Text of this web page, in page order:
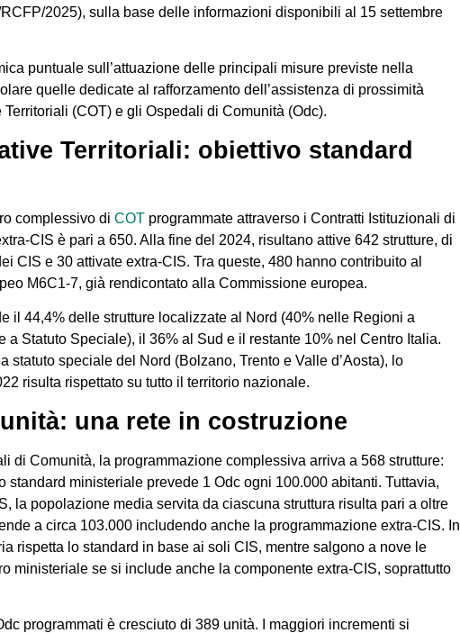
2025), sulla base delle informazioni disponibili al 15 settembre
puntuale sull’attuazione delle principali misure previste nella
quelle dedicate al rafforzamento dell’assistenza di prossimità
(COT) e gli Ospedali di Comunità (Odc).
Territoriali: obiettivo standard
complessivo di COTprogrammate attraverso i Contratti Istituzionali di
CIS è pari a 650. Alla fine del 2024, risultano attive 642 strutture, di
CIS e 30 attivate extra-CIS. Tra queste, 480 hanno contribuito al
M6C1-7, già rendicontato alla Commissione europea.
il 44,4% delle strutture localizzate al Nord (40% nelle Regioni a
a Statuto Speciale), il 36% al Sud e il restante 10% nel Centro Italia.
statuto speciale del Nord (Bolzano, Trento e Valle d’Aosta), lo
risulta rispettato su tutto il territorio nazionale.
una rete in costruzione
di Comunità, la programmazione complessiva arriva a 568 strutture:
standard ministeriale prevede 1 Odc ogni 100.000 abitanti. Tuttavia,
la popolazione media servita da ciascuna struttura risulta pari a oltre
a circa 103.000 includendo anche la programmazione extra-CIS. In
rispetta lo standard in base ai soli CIS, mentre salgono a nove le
ministeriale se si include anche la componente extra-CIS, soprattutto
programmati è cresciuto di 389 unità. I maggiori incrementi si